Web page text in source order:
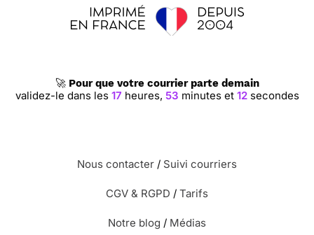
🚀 Pour que votre courrier parte demain
validez-le dans les17 heures,53 minutes et11secondes
Nous contacter / Suivi courriers
CGV & RGPD / Tarifs
Notre blog / Médias